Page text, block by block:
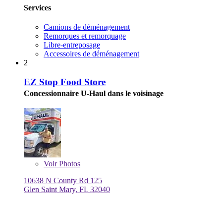
Services
Camions de déménagement
Remorques et remorquage
Libre-entreposage
Accessoires de déménagement
2
EZ Stop Food Store
Concessionnaire U-Haul dans le voisinage
VoirPhotos
10638 N County Rd 125
Glen Saint Mary, FL 32040